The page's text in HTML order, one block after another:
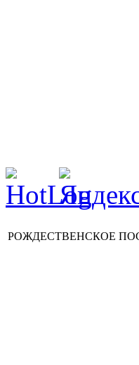
РОЖДЕСТВЕНСКОЕ